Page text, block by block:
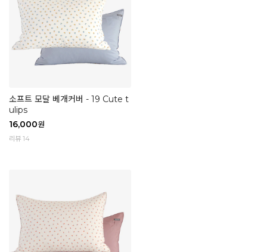
소프트 모달 베개커버 - 19 Cute t
ulips
16,000원
리뷰 14